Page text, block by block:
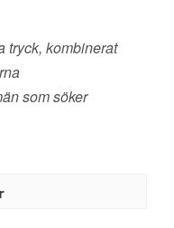
tryck, kombinerat
som söker